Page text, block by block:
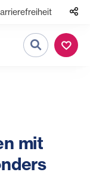
Suche
mit